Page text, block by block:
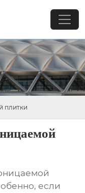
плитки
если